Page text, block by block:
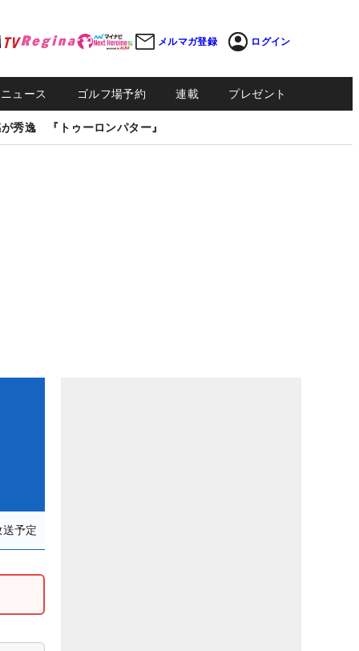
メルマガ登録 ログイン
ュース ゴルフ場予約 連載 プレゼント
秀逸 『トゥーロンパター』
予定